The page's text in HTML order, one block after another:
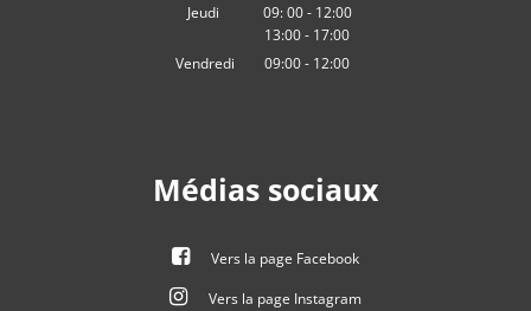
heures De 09:00 à 12:00 heures
Jeudi 09:00- 12:00
De 09:00 à 12:00
13:00- 17:00
De 13:00 à 17:00
Vendredi 09:00- 12:00
Médias sociaux
Vers la page Facebook
Vers la page Instagram